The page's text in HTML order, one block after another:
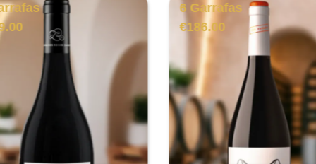
6 Garrafas
€186.00